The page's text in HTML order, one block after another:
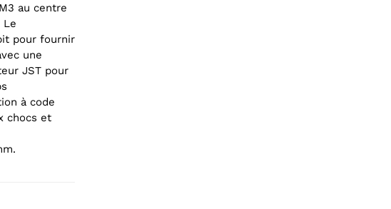
au centre
Le
pour fournir
une
JST pour
à code
chocs et